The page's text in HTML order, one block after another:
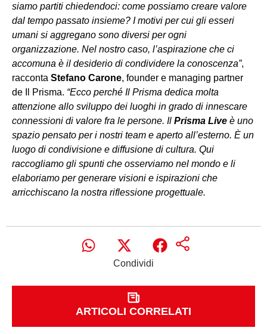
siamo partiti chiedendoci: come possiamo creare valore
dal tempo passato insieme? I motivi per cui gli esseri
umani si aggregano sono diversi per ogni
organizzazione. Nel nostro caso, l’aspirazione che ci
accomuna è il desiderio di condividere la conoscenza”,
racconta Stefano Carone, founder e managing partner
de Il Prisma. “Ecco perché Il Prisma dedica molta
attenzione allo sviluppo dei luoghi in grado di innescare
connessioni di valore fra le persone. Il Prisma Live è uno
spazio pensato per i nostri team e aperto all’esterno. È un
luogo di condivisione e diffusione di cultura. Qui
raccogliamo gli spunti che osserviamo nel mondo e li
elaboriamo per generare visioni e ispirazioni che
arricchiscano la nostra riflessione progettuale.
Condividi
ARTICOLI CORRELATI